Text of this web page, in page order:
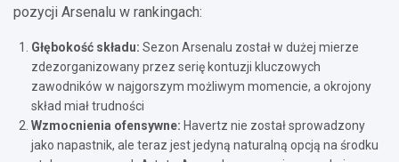
pozycji Arsenalu w rankingach:
Głębokość składu: Sezon Arsenalu został w dużej mierze
zdezorganizowany przez serię kontuzji kluczowych
zawodników w najgorszym możliwym momencie, a okrojony
skład miał trudności
Wzmocnienia ofensywne: Havertz nie został sprowadzony
jako napastnik, ale teraz jest jedyną naturalną opcją na środku